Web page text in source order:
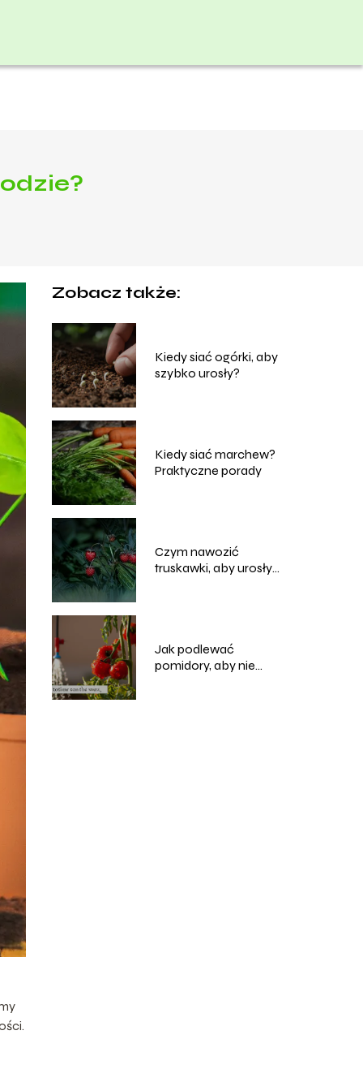
Zobacz także:
Kiedy siać ogórki, aby
szybko urosły?
Kiedy siać marchew?
Praktyczne porady
Czym nawozić
truskawki, aby urosły
Jak podlewać
pomidory, aby nie